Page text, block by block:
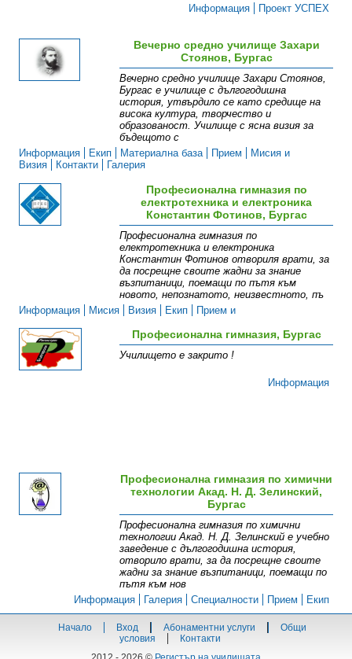
Информация
Проект УСПЕХ
Вечерно средно училище Захари
Стоянов, Бургас
Вечерно средно училище Захари Стоянов,
Бургас е училище с дългогодишна
история, утвърдило се като средище на
висока култура, творчество и
образованост. Училище с ясна визия за
бъдещото с
Информация
Екип Материална база Прием
Мисия и
Визия
Контакти Галерия
Професионална гимназия по
електротехника и електроника
Константин Фотинов, Бургас
Професионална гимназия по
електротехника и електроника
Константин Фотинов отвориля врати, за
да посрещне своите жадни за знание
възпитаници, поемащи по пътя към
новото, непознатото, неизвестното, пъ
Информация
Мисия Визия Екип
Прием и
Професионална гимназия, Бургас
Училището е закрито !
Информация
Професионална гимназия по химични
технологии Акад. Н. Д. Зелинский,
Бургас
Професионална гимназия по химични
технологии Акад. Н. Д. Зелинский е учебно
заведение с дългогодишна история,
отворило врати, за да посрещне своите
жадни за знание възпитаници, поемащи по
пътя към нов
Информация
Галерия Специалности Прием Екип
Начало Вход Абонаментни услуги
Общи
условия
Контакти